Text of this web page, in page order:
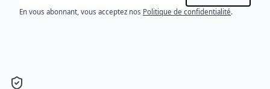
En vous abonnant, vous acceptez nos Politique de confidentialité.